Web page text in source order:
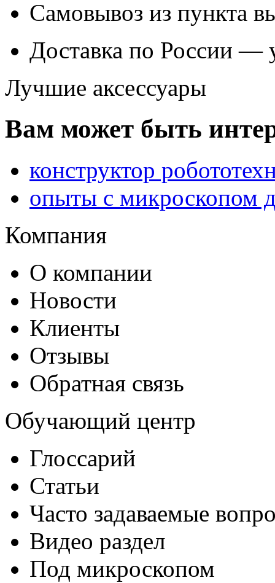
Самовывоз из пункта
Доставка по России —
Лучшие аксессуары
Вам может быть
конструктор
опыты с микроскопом
Компания
О компании
Новости
Клиенты
Отзывы
Обратная связь
Обучающий центр
Глоссарий
Статьи
Часто задаваемые
Видео раздел
Под микроскопом